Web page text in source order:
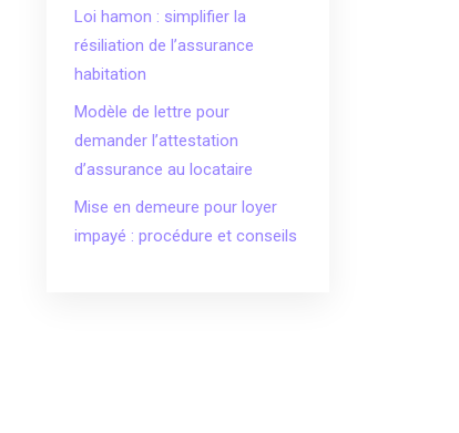
Loi hamon : simplifier la
résiliation de l’assurance
habitation
Modèle de lettre pour
demander l’attestation
d’assurance au locataire
Mise en demeure pour loyer
impayé : procédure et conseils